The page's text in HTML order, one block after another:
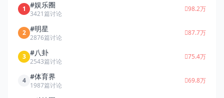
1 #娱乐圈
3421篇讨论
98.2万
2 #明星
2876篇讨论
87.7万
3 #八卦
2543篇讨论
75.4万
4 #体育界
1987篇讨论
69.8万